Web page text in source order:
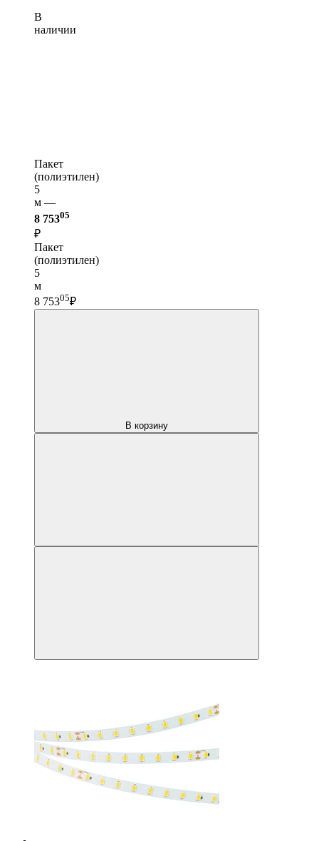
В
наличии
Пакет
(полиэтилен)
5
м —
8 75305
₽
Пакет
(полиэтилен)
5
м
8 75305₽
В корзину